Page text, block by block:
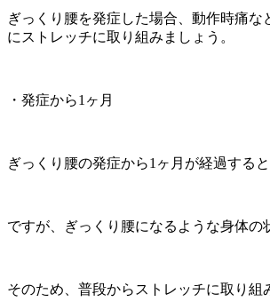
ぎっくり腰を発症した場合、動作時痛
にストレッチに取り組みましょう。
・発症から1ヶ月
ぎっくり腰の発症から1ヶ月が経過する
ですが、ぎっくり腰になるような身体の
そのため、普段からストレッチに取り組